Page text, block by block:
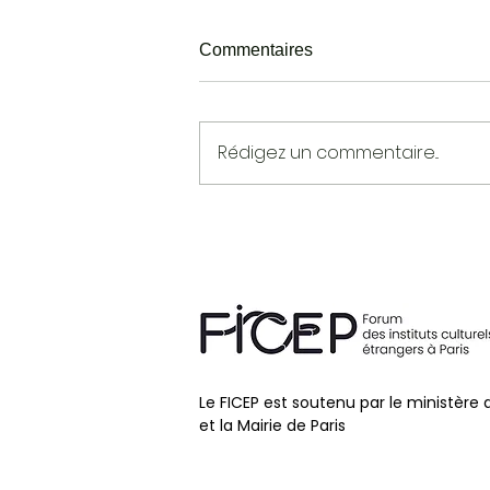
PAUL INGENDAAY
Commentaires
Rédigez un commentaire...
Le FICEP est soutenu par le ministère
et la Mairie de Paris